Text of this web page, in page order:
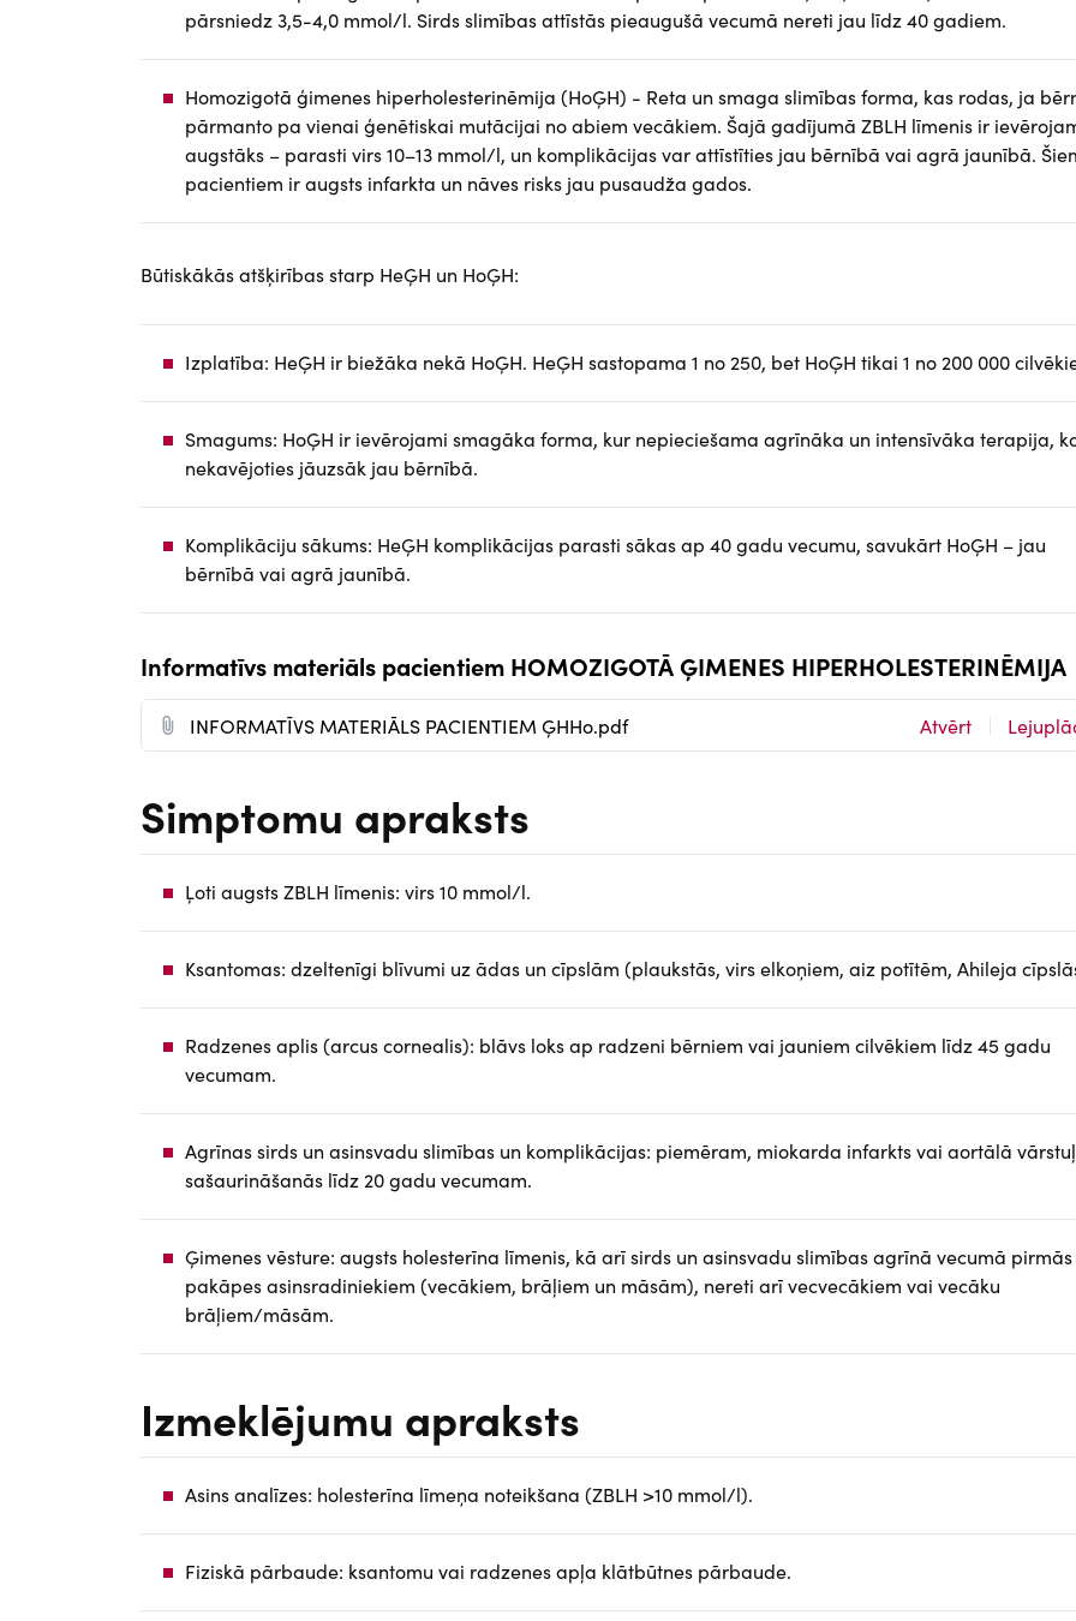
pārsniedz 3,5-4,0 mmol/l. Sirds slimības attīstās pieaugušā vecumā nereti jau līdz 40 gadiem.
Homozigotā ģimenes hiperholesterinēmija (HoĢH) - Reta un smaga slimības forma, kas rodas, ja
pārmanto pa vienai ģenētiskai mutācijai no abiem vecākiem. Šajā gadījumā ZBLH līmenis ir
augstāks – parasti virs 10–13 mmol/l, un komplikācijas var attīstīties jau bērnībā vai agrā jaunībā.
pacientiem ir augsts infarkta un nāves risks jau pusaudža gados.
Būtiskākās atšķirības starp HeĢH un HoĢH:
Izplatība: HeĢH ir biežāka nekā HoĢH. HeĢH sastopama 1 no 250, bet HoĢH tikai 1 no 200 000
Smagums: HoĢH ir ievērojami smagāka forma, kur nepieciešama agrīnāka un intensīvāka terapija,
nekavējoties jāuzsāk jau bērnībā.
Komplikāciju sākums: HeĢH komplikācijas parasti sākas ap 40 gadu vecumu, savukārt HoĢH – jau
bērnībā vai agrā jaunībā.
Informatīvs materiāls pacientiem HOMOZIGOTĀ ĢIMENES HIPERHOLESTERINĒMIJA
D
o
u
m
n
t
INFORMATĪVS MATERIĀLS PACIENTIEM ĢHHo.pdf Atvērt
Simptomu apraksts
Ļoti augsts ZBLH līmenis: virs 10 mmol/l.
Ksantomas: dzeltenīgi blīvumi uz ādas un cīpslām (plaukstās, virs elkoņiem, aiz potītēm, Ahileja
Radzenes aplis (arcus cornealis): blāvs loks ap radzeni bērniem vai jauniem cilvēkiem līdz 45 gadu
vecumam.
Agrīnas sirds un asinsvadu slimības un komplikācijas: piemēram, miokarda infarkts vai aortālā
sašaurināšanās līdz 20 gadu vecumam.
Ģimenes vēsture: augsts holesterīna līmenis, kā arī sirds un asinsvadu slimības agrīnā vecumā pirmās
pakāpes asinsradiniekiem (vecākiem, brāļiem un māsām), nereti arī vecvecākiem vai vecāku
brāļiem/māsām.
Izmeklējumu apraksts
Asins analīzes: holesterīna līmeņa noteikšana (ZBLH >10 mmol/l).
Fiziskā pārbaude: ksantomu vai radzenes apļa klātbūtnes pārbaude.